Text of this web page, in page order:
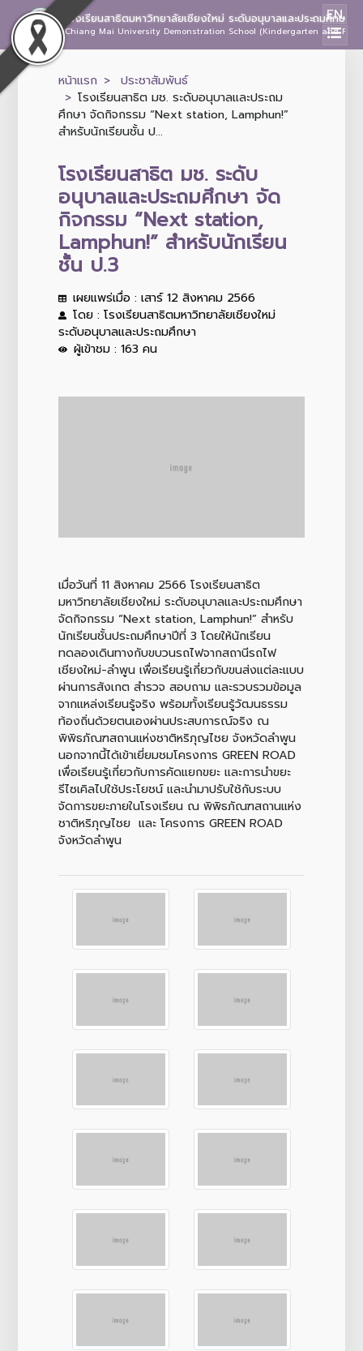
โรงเรียนสาธิตมหาวิทยาลัยเชียงใหม่ ระดับอนุบาลและประถมศึกษา
Chiang Mai University Demonstration School (Kindergarten and
EN
หน้าแรก
ประชาสัมพันธ์
โรงเรียนสาธิต มช. ระดับอนุบาลและประถม
ศึกษา จัดกิจกรรม “Next station, Lamphun!”
สำหรับนักเรียนชั้น ป...
โรงเรียนสาธิต มช. ระดับ
อนุบาลและประถมศึกษา จัด
กิจกรรม “Next station,
Lamphun!” สำหรับนักเรียน
ชั้น ป.3
เผยแพร่เมื่อ : เสาร์ 12 สิงหาคม 2566
โดย : โรงเรียนสาธิตมหาวิทยาลัยเชียงใหม่
ระดับอนุบาลและประถมศึกษา
ผู้เข้าชม : 163 คน
เมื่อวันที่ 11 สิงหาคม 2566 โรงเรียนสาธิต
มหาวิทยาลัยเชียงใหม่ ระดับอนุบาลและประถมศึกษา
จัดกิจกรรม “Next station, Lamphun!” สำหรับ
นักเรียนชั้นประถมศึกษาปีที่ 3 โดยให้นักเรียน
ทดลองเดินทางกับขบวนรถไฟจากสถานีรถไฟ
เชียงใหม่-ลำพูน เพื่อเรียนรู้เกี่ยวกับขนส่งแต่ละแบบ
ผ่านการสังเกต สำรวจ สอบถาม และรวบรวมข้อมูล
จากแหล่งเรียนรู้จริง พร้อมทั้งเรียนรู้วัฒนธรรม
ท้องถิ่นด้วยตนเองผ่านประสบการณ์จริง ณ
พิพิธภัณฑสถานแห่งชาติหริภุญไชย จังหวัดลำพูน
นอกจากนี้ได้เข้าเยี่ยมชมโครงการ GREEN ROAD
เพื่อเรียนรู้เกี่ยวกับการคัดแยกขยะ และการนำขยะ
รีไซเคิลไปใช้ประโยชน์ และนำมาปรับใช้กับระบบ
จัดการขยะภายในโรงเรียน ณ พิพิธภัณฑสถานแห่ง
ชาติหริภุญไชย และ โครงการ GREEN ROAD
จังหวัดลำพูน